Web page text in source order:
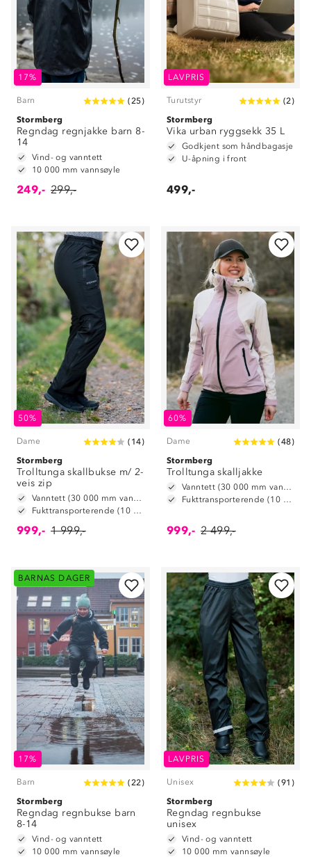
17%
Barn (25)
Stormberg
Regndag regnjakke barn 8-
14
Vind- og vanntett
10 000 mm vannsøyle
249,- 299,-
LAVPRIS
Turutstyr (2)
Stormberg
Vika urban ryggsekk 35 L
Godkjent som håndbagasje
U-åpning i front
499,-
50%
Dame ( 14)
Stormberg
Trolltunga skallbukse m/ 2-
veis zip
Vanntett (30 000 mm vannsøyle)
Fukttransporterende (10 000 g/m2/24t)
999,- 1 999,-
60%
Dame (48)
Stormberg
Trolltunga skalljakke
Vanntett (30 000 mm vannsøyle)
Fukttransporterende (10 000 g/m2/24t)
999,- 2 499,-
BARNAS DAGER
17%
Barn (22)
Stormberg
Regndag regnbukse barn
8-14
Vind- og vanntett
10 000 mm vannsøyle
LAVPRIS
Unisex (91 )
Stormberg
Regndag regnbukse
unisex
Vind- og vanntett
10 000 mm vannsøyle